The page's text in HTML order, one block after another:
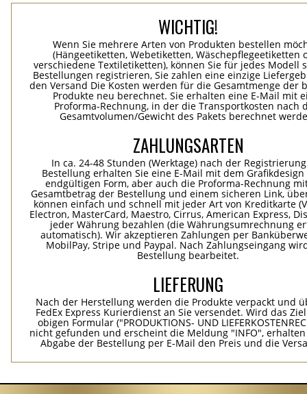
WICHTIG!
Wenn Sie mehrere Arten von Produkten bestellen
(Hängeetiketten, Webetiketten, Wäschepflegeetiketten
verschiedene Textiletiketten), können Sie für jedes Modell
Bestellungen registrieren, Sie zahlen eine einzige
den Versand Die Kosten werden für die Gesamtmenge der
Produkte neu berechnet. Sie erhalten eine E-Mail mit
Proforma-Rechnung, in der die Transportkosten nach
Gesamtvolumen/Gewicht des Pakets berechnet
ZAHLUNGSARTEN
In ca. 24-48 Stunden (Werktage) nach der
Bestellung erhalten Sie eine E-Mail mit dem
endgültigen Form, aber auch die Proforma-Rechnung
Gesamtbetrag der Bestellung und einem sicheren Link,
können einfach und schnell mit jeder Art von Kreditkarte
Electron, MasterCard, Maestro, Cirrus, American Express,
jeder Währung bezahlen (die Währungsumrechnung
automatisch). Wir akzeptieren Zahlungen per
MobilPay, Stripe und Paypal. Nach Zahlungseingang
Bestellung bearbeitet.
LIEFERUNG
Nach der Herstellung werden die Produkte verpackt und
FedEx Express Kurierdienst an Sie versendet. Wird das
obigen Formular ("PRODUKTIONS- UND
nicht gefunden und erscheint die Meldung "INFO", erhalten
Abgabe der Bestellung per E-Mail den Preis und die